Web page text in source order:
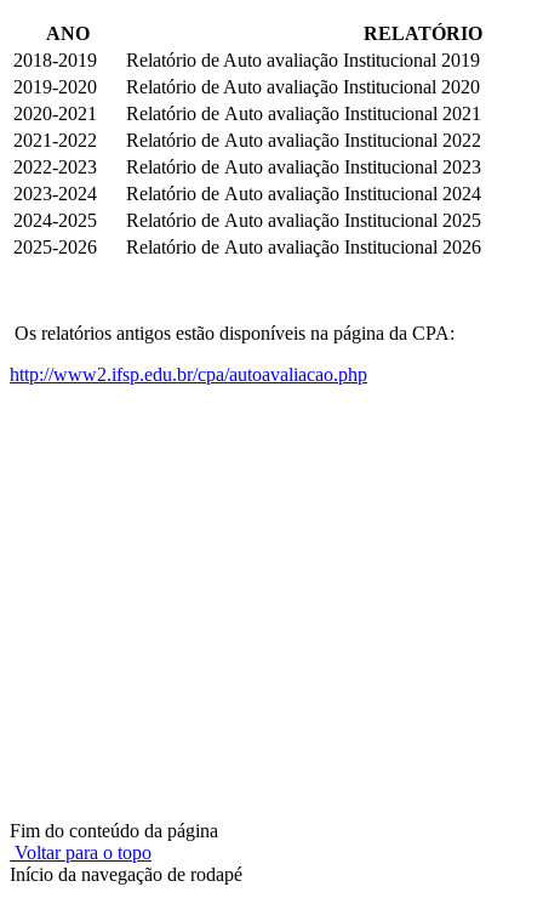
ANO
RELATÓRIO
2018-2019
Relatório de Auto avaliação Institucional 2019
2019-2020
Relatório de Auto avaliação Institucional 2020
2020-2021
Relatório de Auto avaliação Institucional 2021
2021-2022
Relatório de Auto avaliação Institucional 2022
2022-2023
Relatório de Auto avaliação Institucional 2023
2023-2024
Relatório de Auto avaliação Institucional 2024
2024-2025
Relatório de Auto avaliação Institucional 2025
2025-2026
Relatório de Auto avaliação Institucional 2026
Os relatórios antigos estão disponíveis na página da CPA:
http://www2.ifsp.edu.br/cpa/autoavaliacao.php
Fim do conteúdo da página
Voltar para o topo
Início da navegação de rodapé